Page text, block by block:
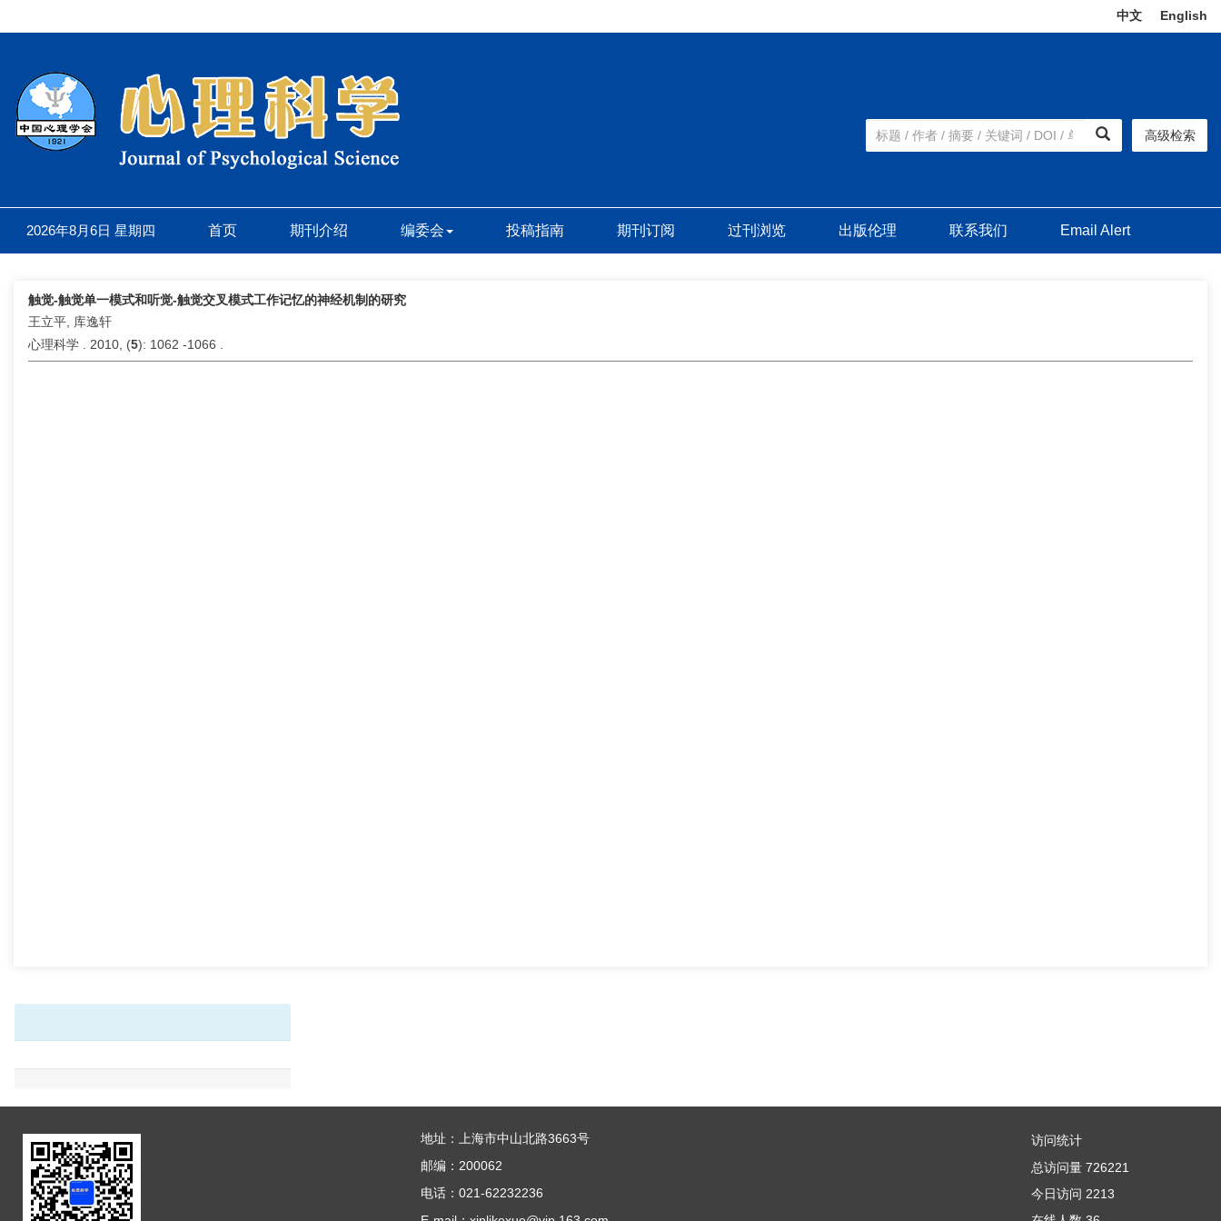
中文 English
高级检索
2026年8月6日 星期四 首页 期刊介绍 编委会 投稿指南 期刊订阅 过刊浏览 出版伦理 联系我们 Email Alert
触觉-触觉单一模式和听觉-触觉交叉模式工作记忆的神经机制的研究
王立平, 库逸轩
心理科学 . 2010, (5): 1062 -1066 .
地址：上海市中山北路3663号
邮编：200062
电话：021-62232236
访问统计
总访问量 726221
今日访问 2213